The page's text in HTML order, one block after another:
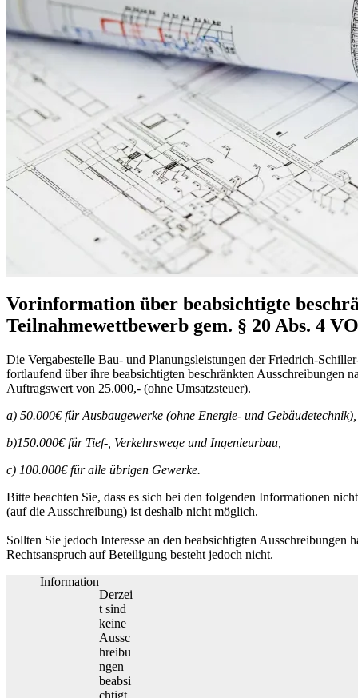
Vorinformation über beabsichtigte
Teilnahmewettbewerb gem. § 20 Abs. 4
Die Vergabestelle Bau- und Planungsleistungen der Friedrich-
fortlaufend über ihre beabsichtigten beschränkten Ausschreibungen
Auftragswert von 25.000,- (ohne Umsatzsteuer).
a) 50.000€ für Ausbaugewerke (ohne Energie- und
b)150.000€ für Tief-, Verkehrswege und Ingenieurbau,
c) 100.000€ für alle übrigen Gewerke.
Bitte beachten Sie, dass es sich bei den folgenden Informationen
(auf die Ausschreibung) ist deshalb nicht möglich.
Sollten Sie jedoch Interesse an den beabsichtigten Ausschreibungen
Rechtsanspruch auf Beteiligung besteht jedoch nicht.
Information
Derzei
t sind
keine
Aussc
hreibu
ngen
beabsi
chtigt.